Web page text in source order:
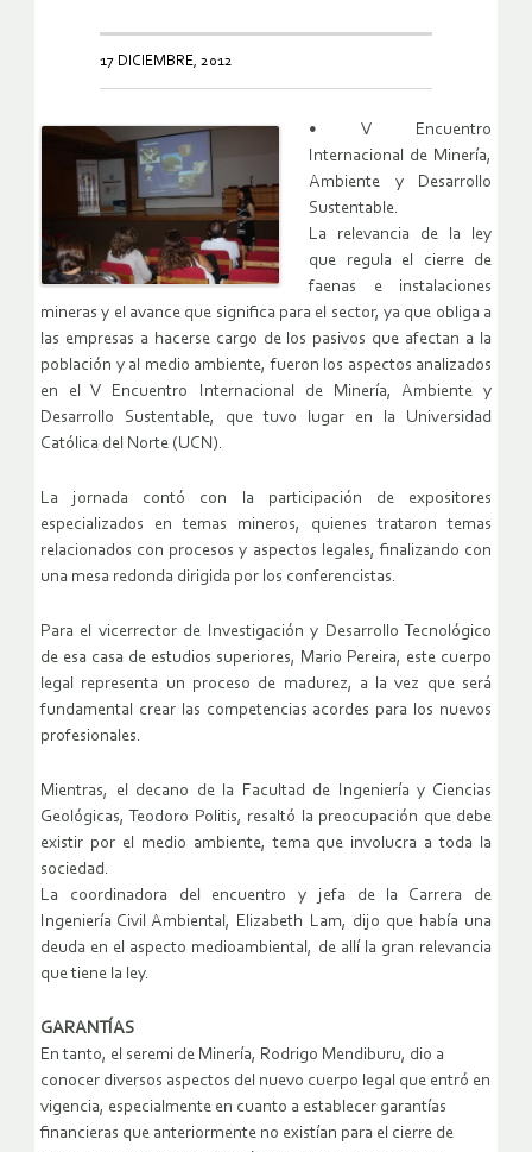
17 DICIEMBRE, 2012
• V Encuentro
Internacional de Minería,
Ambiente y Desarrollo
Sustentable.
La relevancia de la ley
que regula el cierre de
faenas e instalaciones
mineras y el avance que significa para el sector, ya que obliga a
las empresas a hacerse cargo de los pasivos que afectan a la
población y al medio ambiente, fueron los aspectos analizados
en el V Encuentro Internacional de Minería, Ambiente y
Desarrollo Sustentable, que tuvo lugar en la Universidad
Católica del Norte (UCN).
La jornada contó con la participación de expositores
especializados en temas mineros, quienes trataron temas
relacionados con procesos y aspectos legales, finalizando con
una mesa redonda dirigida por los conferencistas.
Para el vicerrector de Investigación y Desarrollo Tecnológico
de esa casa de estudios superiores, Mario Pereira, este cuerpo
legal representa un proceso de madurez, a la vez que será
fundamental crear las competencias acordes para los nuevos
profesionales.
Mientras, el decano de la Facultad de Ingeniería y Ciencias
Geológicas, Teodoro Politis, resaltó la preocupación que debe
existir por el medio ambiente, tema que involucra a toda la
sociedad.
La coordinadora del encuentro y jefa de la Carrera de
Ingeniería Civil Ambiental, Elizabeth Lam, dijo que había una
deuda en el aspecto medioambiental, de allí la gran relevancia
que tiene la ley.
GARANTÍAS
En tanto, el seremi de Minería, Rodrigo Mendiburu, dio a
conocer diversos aspectos del nuevo cuerpo legal que entró en
vigencia, especialmente en cuanto a establecer garantías
financieras que anteriormente no existían para el cierre de